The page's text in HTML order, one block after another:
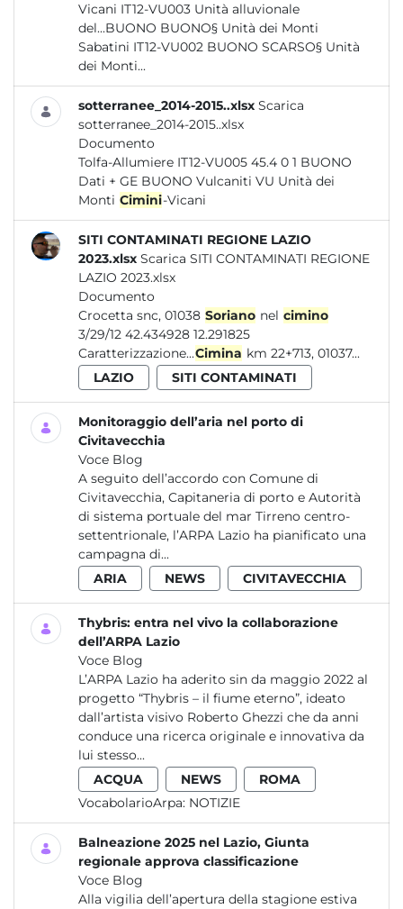
Vicani IT12-VU003 Unità alluvionale
del...BUONO BUONO§ Unità dei Monti
Sabatini IT12-VU002 BUONO SCARSO§ Unità
dei Monti...
sotterranee_2014-2015..xlsx Scarica
sotterranee_2014-2015..xlsx
Documento
Tolfa-Allumiere IT12-VU005 45.4 0 1 BUONO
Dati + GE BUONO Vulcaniti VU Unità dei
Monti Cimini-Vicani
SITI CONTAMINATI REGIONE LAZIO
2023.xlsx Scarica SITI CONTAMINATI REGIONE
LAZIO 2023.xlsx
Documento
Crocetta snc, 01038 Soriano nel cimino
3/29/12 42.434928 12.291825
Caratterizzazione...Cimina km 22+713, 01037...
LAZIO
SITI CONTAMINATI
Monitoraggio dell’aria nel porto di
Civitavecchia
Voce Blog
A seguito dell’accordo con Comune di
Civitavecchia, Capitaneria di porto e Autorità
di sistema portuale del mar Tirreno centro-
settentrionale, l’ARPA Lazio ha pianificato una
campagna di...
ARIA
NEWS CIVITAVECCHIA
Thybris: entra nel vivo la collaborazione
dell’ARPA Lazio
Voce Blog
L’ARPA Lazio ha aderito sin da maggio 2022 al
progetto “Thybris – il fiume eterno”, ideato
dall’artista visivo Roberto Ghezzi che da anni
conduce una ricerca originale e innovativa da
lui stesso...
ACQUA
NEWS
ROMA
VocabolarioArpa: NOTIZIE
Balneazione 2025 nel Lazio, Giunta
regionale approva classificazione
Voce Blog
Alla vigilia dell’apertura della stagione estiva